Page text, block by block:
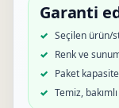
Garanti
Seçilen ürün/
Renk ve
Paket
Temiz,